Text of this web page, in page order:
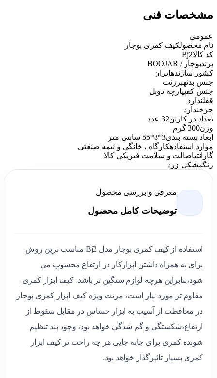
مشخصات فنی
عمومی
نام محصولکیف کمری بوجار
کد کالاBj2
برندبوجار / BOOJAR
کشور سازندهایران
جنس بدنهبرزنت
جنس کفیپارچه دوبل
قفلندارد
چرخندارد
تعداد در کارتن32 عدد
وزن300 گرم
ابعاد بسته‌ بندی3*8*55 سانتی متر
موارد استفادهکارگاه ، خانگی و نیمه صنعتی
گارانتیاصالت و سلامت فیزیکی کالا
رنگمشکی-زرد
معرفی و بررسی محصول
توضیحات کامل محصول
استفاده از کیف کمری بوجار مدل Bj2 مناسب ترین روش
برای به همراه داشتن ابزارکار در ارتفاع محسوب می
شود،بنابراین هرچه لوازم سنگین تر باشد، کیف ابزار کمری
مقاوم تر مورد نیاز است، مزیت ویژه کیف ابزار کمری بوجار
در محافظت از آسیب به ابزار حساس در مقابل سقوط از
ارتفاع،شکستگی و گم شدگی خواهد بود، وجود بند تنظیم
شونده کمری برای جابه جایی هر چه راحت تر کیف ابزار
کمری بسیار تاثیرگذار خواهد بود.